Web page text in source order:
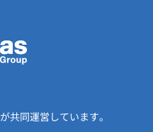
が共同運営しています。